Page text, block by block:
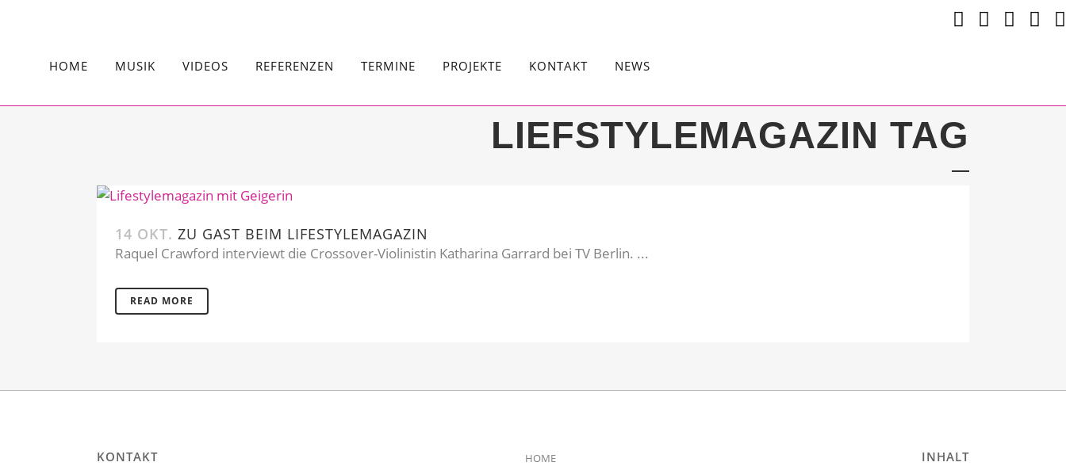
HOME MUSIK VIDEOS REFERENZEN TERMINE PROJEKTE KONTAKT NEWS
LIEFSTYLEMAGAZIN TAG
14 OKT. ZU GAST BEIM LIFESTYLEMAGAZIN
Raquel Crawford interviewt die Crossover-Violinistin Katharina Garrard bei TV Berlin. ...
READ MORE
KONTAKT
HOME
INHALT